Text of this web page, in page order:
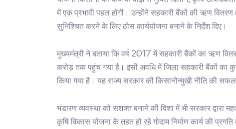
में एक प्रभावी पहल होगी। उन्होंने सहकारी बैंकों की ऋण वितरण
सुनिश्चित करने के लिए ठोस कार्ययोजना बनाने के निर्देश दिए।
मुख्यमंत्री ने बताया कि वर्ष 2017 में सहकारी बैंकों का ऋण
करोड़ तक पहुंच गया है। इसी अवधि में जिला सहकारी बैंकों
किया गया है। यह राज्य सरकार की किसानोन्मुखी नीति की
भंडारण व्यवस्था को सशक्त बनाने की दिशा में भी सरकार द्वारा
कृषि विकास योजना के तहत हो रहे गोदाम निर्माण कार्य की